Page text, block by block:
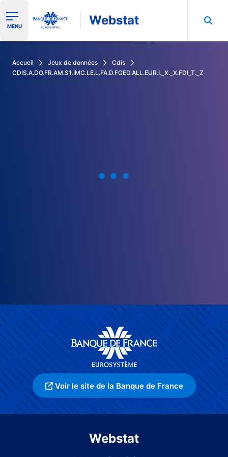
Ouvrir le menu de navigation
MENU Webstat
Accueil Jeux de données
Cdis
CDIS.A.DO.FR.AM.S1.IMC.LE.L.FA.D.FGED.ALL.EUR.I._X._X.FDI_T._Z
Voir le site de la Banque de France
Webstat